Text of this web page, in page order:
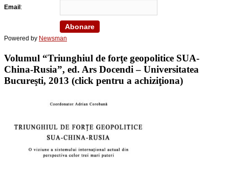
Email :
Powered by Newsman
Volumul “Triunghiul de forţe geopolitice SUA-
China-Rusia”, ed. Ars Docendi – Universitatea
Bucureşti, 2013 (click pentru a achiziţiona)